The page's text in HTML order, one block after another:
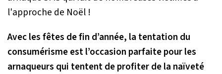
Avec les fêtes de fin d’année, la tentation du
consumérisme est l’occasion parfaite pour les
arnaqueurs qui tentent de profiter de la naïveté